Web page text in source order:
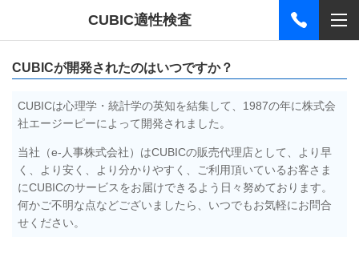
CUBIC適性検査
CUBICが開発されたのはいつですか？
CUBICは心理学・統計学の英知を結集して、1987の年に株式会
社エージーピーによって開発されました。
当社（e-人事株式会社）はCUBICの販売代理店として、より早
く、より安く、より分かりやすく、ご利用頂いているお客さま
にCUBICのサービスをお届けできるよう日々努めております。
何かご不明な点などございましたら、いつでもお気軽にお問合
せください。